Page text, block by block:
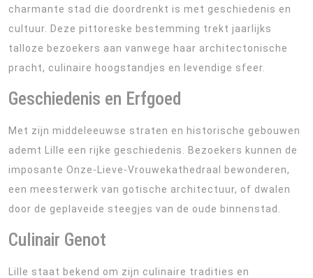
charmante stad die doordrenkt is met geschiedenis en
cultuur. Deze pittoreske bestemming trekt jaarlijks
talloze bezoekers aan vanwege haar architectonische
pracht, culinaire hoogstandjes en levendige sfeer.
Geschiedenis en Erfgoed
Met zijn middeleeuwse straten en historische gebouwen
ademt Lille een rijke geschiedenis. Bezoekers kunnen de
imposante Onze-Lieve-Vrouwekathedraal bewonderen,
een meesterwerk van gotische architectuur, of dwalen
door de geplaveide steegjes van de oude binnenstad.
Culinair Genot
Lille staat bekend om zijn culinaire tradities en